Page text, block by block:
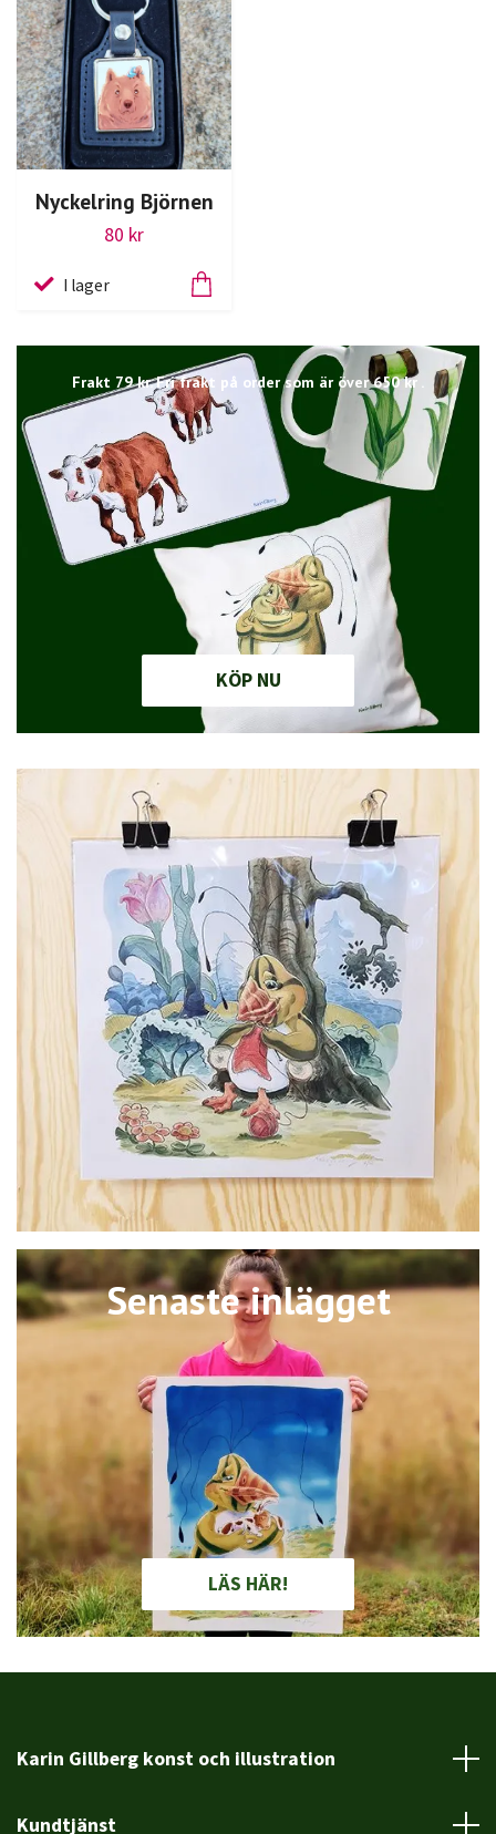
Frakt 79 kr. Fri frakt på order som är över 650 kr .
KÖP NU
Senaste inlägget
LÄS HÄR!
Nyckelring Björnen
80 kr
I lager
Karin Gillberg konst och illustration
Kundtjänst